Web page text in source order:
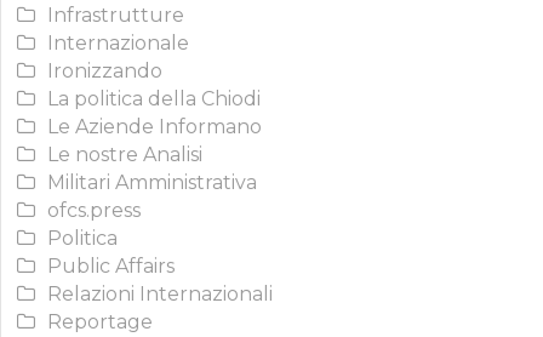
Infrastrutture
Internazionale
Ironizzando
La politica della Chiodi
Le Aziende Informano
Le nostre Analisi
Militari Amministrativa
ofcs.press
Politica
Public Affairs
Relazioni Internazionali
Reportage